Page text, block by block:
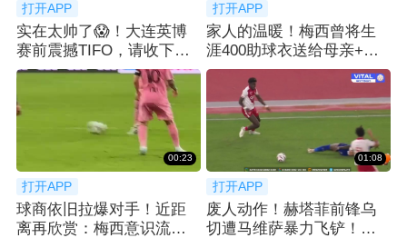
打开APP
实在太帅了😱！大连英博
赛前震撼TIFO，请收下我
的膝盖
打开APP
家人的温暖！梅西曾将生
涯400助球衣送给母亲+一
旁父亲眼神温柔
00:23
打开APP
球商依旧拉爆对手！近距
离再欣赏：梅西意识流跑
01:08
打开APP
废人动作！赫塔菲前锋乌
切遭马维萨暴力飞铲！重